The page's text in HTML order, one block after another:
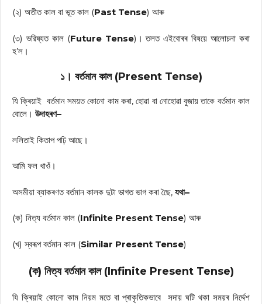
(২) অতীত কাল বা ভূত কাল (Past Tense) আৰু
(৩) ভৱিষ্যত কাল (Future Tense)। তলত এইবোৰৰ বিষয়ে আলোচনা কৰা
হ’ল।
১। বৰ্তমান কাল (Present Tense)
যি ক্ৰিয়াই বৰ্তমান সময়ত কোনো কাম কৰা, হোৱা বা নোহোৱা বুজায় তাকে বৰ্তমান কাল
বোলে। উদাহৰণ–
ললিতাই কিতাপ পঢ়ি আছে।
আমি ফল খাওঁ।
অসমীয়া ব্যাকৰণত বৰ্তমান কালক দুটা ভাগত ভাগ কৰা ছৈে, যথা–
(ক) নিত্য বৰ্তমান কাল (Infinite Present Tense) আৰু
(খ) স্বৰূপ বৰ্তমান কাল (Similar Present Tense)
(ক) নিত্য বৰ্তমান কাল (Infinite Present Tense)
যি ক্ৰিয়াই কোনো কাম নিয়ম মতে বা প্ৰাকৃতিকভাবে সদায় ঘটি থকা সময়ৰ নিৰ্দ্দেশ